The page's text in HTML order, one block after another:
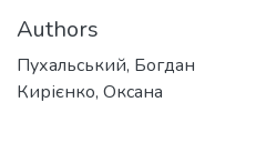
Authors
Пухальський, Богдан
Кирієнко, Оксана